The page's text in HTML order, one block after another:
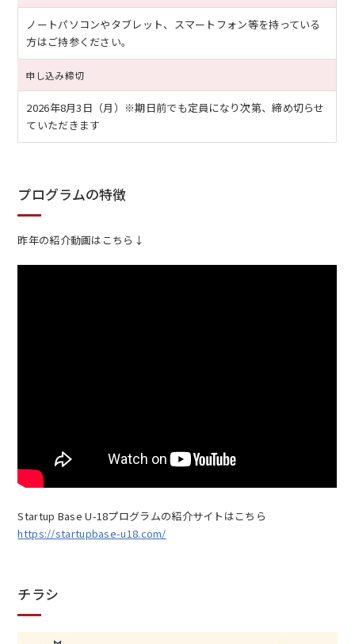
ノートパソコンやタブレット、スマートフォン等を持っている
方はご持参ください。
申し込み締切
2026年8月3日（月） ※期日前でも定員になり次第、締め切らせ
ていただきます
プログラムの特徴
昨年の紹介動画はこちら↓
Startup Base U-18プログラムの紹介サイトはこちら
https://startupbase-u18.com/
チラシ